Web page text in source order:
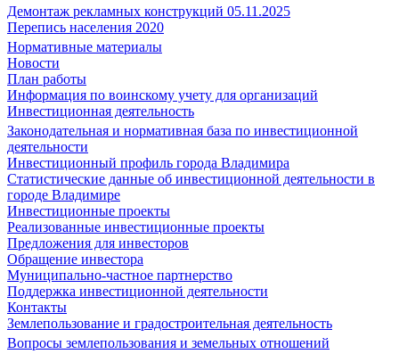
Демонтаж рекламных конструкций 05.11.2025
Перепись населения 2020
Нормативные материалы
Новости
План работы
Информация по воинскому учету для организаций
Инвестиционная деятельность
Законодательная и нормативная база по инвестиционной
деятельности
Инвестиционный профиль города Владимира
Статистические данные об инвестиционной деятельности в
городе Владимире
Инвестиционные проекты
Реализованные инвестиционные проекты
Предложения для инвесторов
Обращение инвестора
Муниципально-частное партнерство
Поддержка инвестиционной деятельности
Контакты
Землепользование и градостроительная деятельность
Вопросы землепользования и земельных отношений